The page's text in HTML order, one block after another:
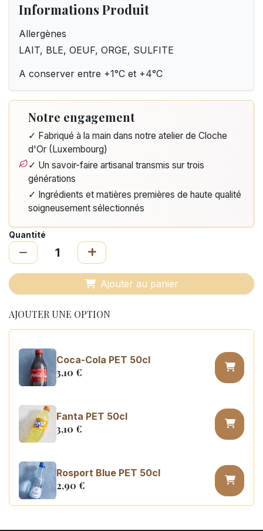
Informations Produit
Allergènes
LAIT, BLE, OEUF, ORGE, SULFITE
A conserver entre +1°C et +4°C
Notre engagement
✓ Fabriqué à la main dans notre atelier de Cloche
d'Or (Luxembourg)
✓ Un savoir-faire artisanal transmis sur trois
générations
✓ Ingrédients et matières premières de haute qualité
soigneusement sélectionnés
Quantité
Ajouter au panier
AJOUTER UNE OPTION
Coca-Cola PET 50cl
3,10 €
Fanta PET 50cl
3,10 €
Rosport Blue PET 50cl
2,90 €